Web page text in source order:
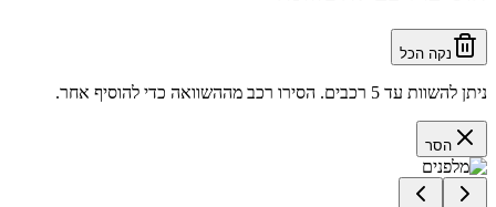
נקה הכל
ניתן להשוות עד 5 רכבים. הסירו רכב מההשוואה כדי להוסיף אחר.
הסר